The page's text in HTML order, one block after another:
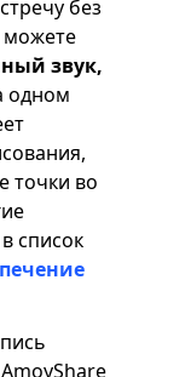
без
можете
звук,
одном
точки во
список